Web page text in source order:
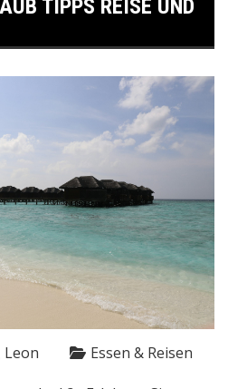
TIPPS REISE UND
Leon Essen & Reisen